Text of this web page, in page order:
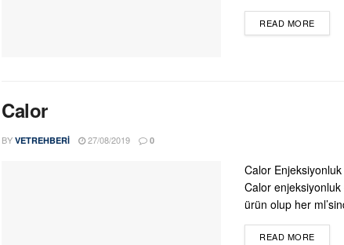
READ MORE
Calor
BY VETREHBERI 27/08/2019 0
Calor
Calor enjeksiyonluk
ürün olup her
READ MORE